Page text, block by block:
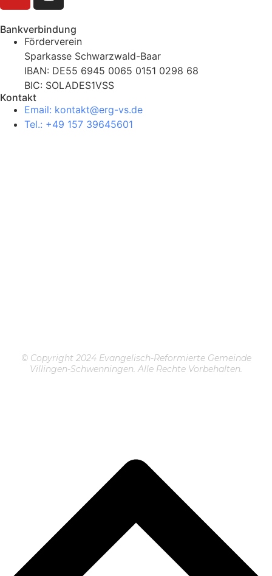
Bankverbindung
Förderverein
Sparkasse Schwarzwald-Baar
IBAN: DE55 6945 0065 0151 0298 68
BIC: SOLADES1VSS
Kontakt
Email: kontakt@erg-vs.de
Tel.: +49 157 39645601
© Copyright 2024 Evangelisch-Reformierte Gemeinde
Villingen-Schwenningen. Alle Rechte Vorbehalten.